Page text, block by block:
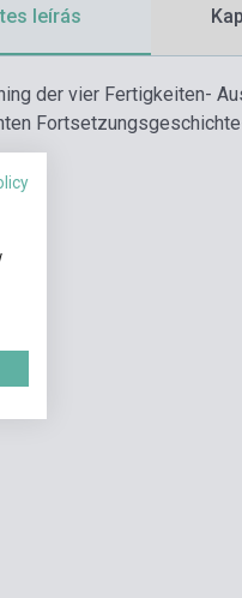
leírás
der vier Fertigkeiten-
Fortsetzungsgeschichte